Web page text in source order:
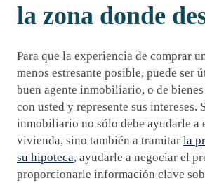
la zona donde
Para que la experiencia de comprar
menos estresante posible, puede ser
buen agente inmobiliario, o de
con usted y represente sus intereses.
inmobiliario no sólo debe ayudarle a
vivienda, sino también a tramitar la
su hipoteca, ayudarle a negociar el
proporcionarle información clave